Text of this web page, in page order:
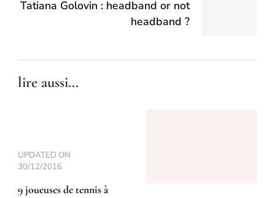
Tatiana Golovin : headband or not
headband ?
lire aussi...
UPDATED ON
30/12/2016
9 joueuses de tennis à